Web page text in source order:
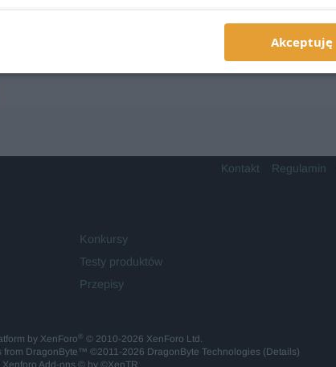
Kontakt Regulamin
Konkursy
Testy produktów
Przepisy
by XenForo® © 2010-2026 XenForo Ltd.
from DragonByte™ ©2011-2026 DragonByte Technologies(Details)
Xenforo Add-ons© by ©XenTR
Akceptuję